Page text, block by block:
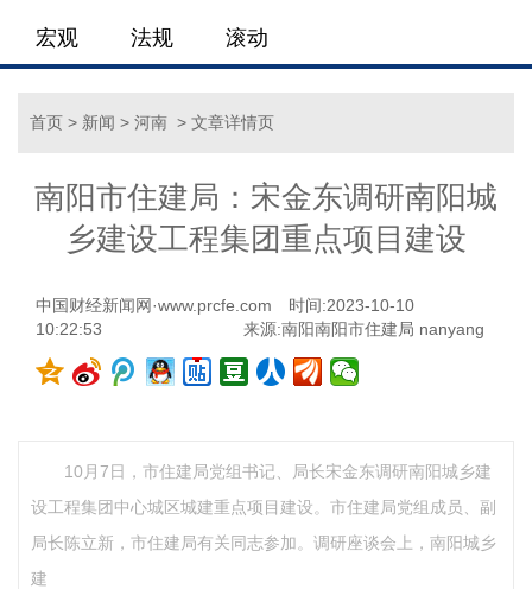
宏观 法规 滚动
首页 > 新闻 > 河南 > 文章详情页
南阳市住建局：宋金东调研南阳城
乡建设工程集团重点项目建设
中国财经新闻网·www.prcfe.com
时间:2023-10-10
10:22:53
来源:南阳南阳市住建局 nanyang
10月7日，市住建局党组书记、局长宋金东调研南阳城乡建
设工程集团中心城区城建重点项目建设。市住建局党组成员、副
局长陈立新，市住建局有关同志参加。调研座谈会上，南阳城乡
建